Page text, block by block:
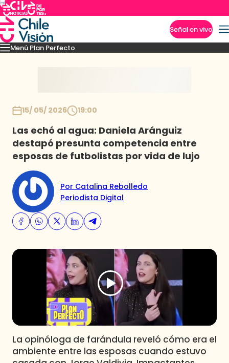
Señal en vivo
Menú Plan Perfecto
Momentos Capítulos Novedades
15/ 05/ 2026 19:00
Las echó al agua: Daniela Aránguiz
destapó presunta competencia entre
esposas de futbolistas por vida de lujo
Por Catalina Rebolledo
Periodista Digital
La opinóloga de farándula reveló cómo era el
ambiente entre las esposas cuando estuvo
Imperdibles
Club De La Comedia
Contigo en Directo
Plan Perfecto
El Tiempo
Sabingo
Todos Los Programas